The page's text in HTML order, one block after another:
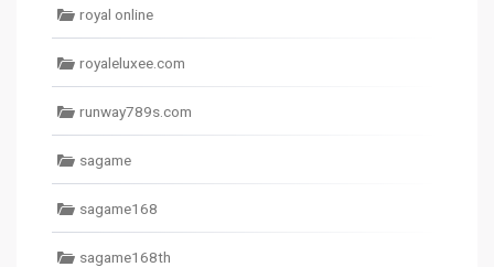
royal online
royaleluxee.com
runway789s.com
sagame
sagame168
sagame168th